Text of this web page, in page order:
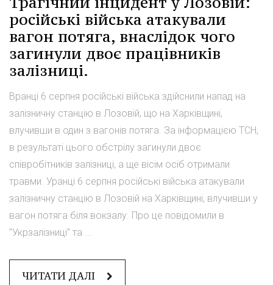
російські війська атакували
вагон потяга, внаслідок чого
загинули двоє працівників
залізниці.
Вранці 6 серпня російські війська здійснили напад на
залізничну станцію в Лозовій, що на Харківщині,
влучивши в один з вагонів потяга. За інформацією ТСН,
в результаті цього обстрілу загинули двоє
співробітників залізниці, а ще вісім осіб отримали
травми. Уранці 6 серпня російські війська атакували
залізничну станцію в Лозовій на Харківщині, влучивши у
вагон потяга біля вокзалу. Про це повідомили в
"Укрзалізниці" та ...
ЧИТАТИ ДАЛІ